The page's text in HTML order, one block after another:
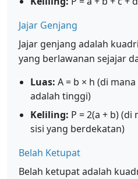
Jajar Genjang
Jajar genjang adalah
yang berlawanan sejajar
Luas: A = b × h (di
adalah tinggi)
Keliling: P = 2(a + b)
sisi yang berdekatan)
Belah Ketupat
Belah ketupat adalah